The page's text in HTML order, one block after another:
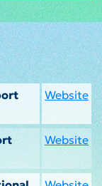
Website
Website